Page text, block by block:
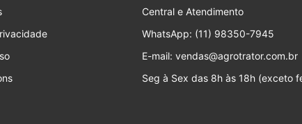
Central e Atendimento
WhatsApp: (11) 98350-7945
E-mail: vendas@agrotrator.com.br
Seg à Sex das 8h às 18h (exceto